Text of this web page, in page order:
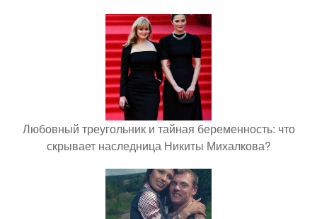
Любовный треугольник и тайная беременность: что
скрывает наследница Никиты Михалкова?